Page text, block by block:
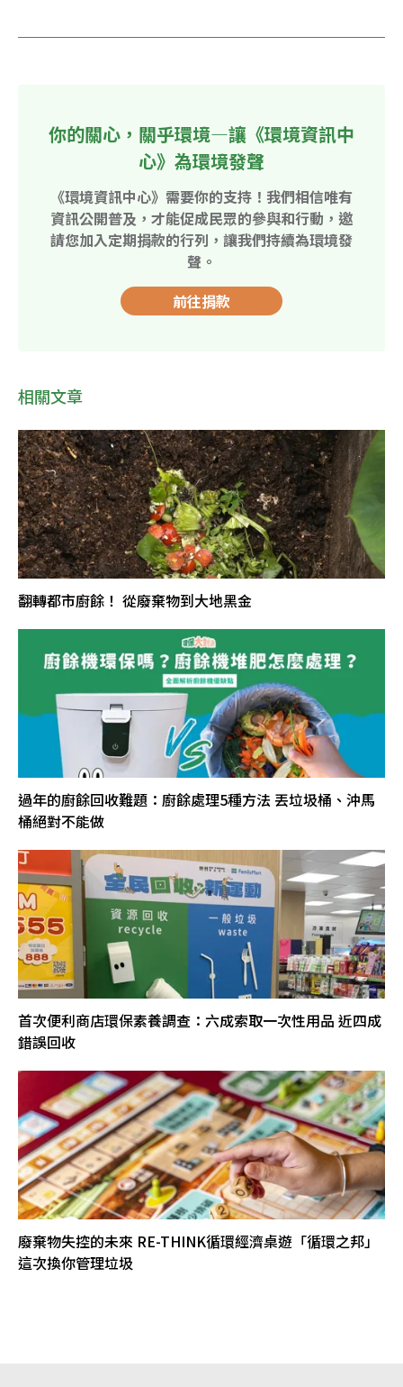
你的關心，關乎環境—讓《環境資訊中
心》為環境發聲
《環境資訊中心》需要你的支持！我們相信唯有
資訊公開普及，才能促成民眾的參與和行動，邀
請您加入定期捐款的行列，讓我們持續為環境發
聲。
前往捐款
相關文章
翻轉都市廚餘！ 從廢棄物到大地黑金
過年的廚餘回收難題：廚餘處理5種方法 丟垃圾桶、沖馬
桶絕對不能做
首次便利商店環保素養調查：六成索取一次性用品 近四成
錯誤回收
廢棄物失控的未來 RE-THINK循環經濟桌遊「循環之邦」
這次換你管理垃圾